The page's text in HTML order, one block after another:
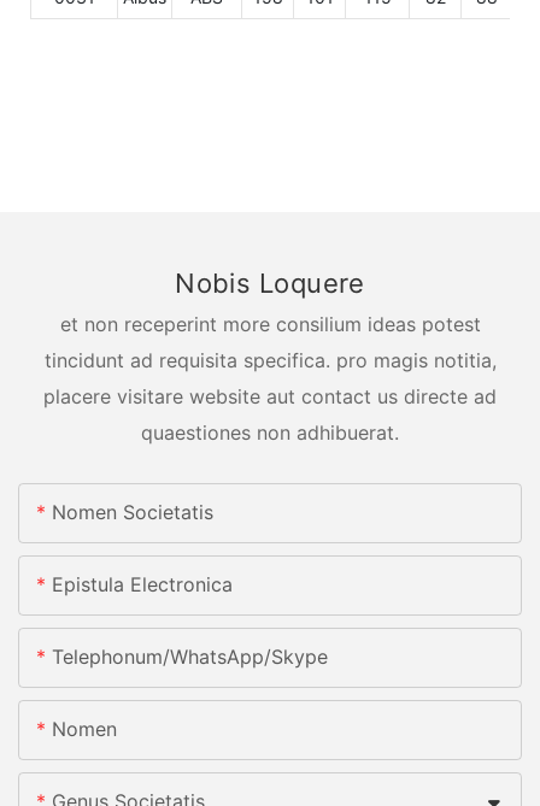
Nobis Loquere
et non receperint more consilium ideas potest
tincidunt ad requisita specifica. pro magis notitia,
placere visitare website aut contact us directe ad
quaestiones non adhibuerat.
Nomen Societatis
Epistula Electronica
Telephonum/whatsApp/skype
Nomen